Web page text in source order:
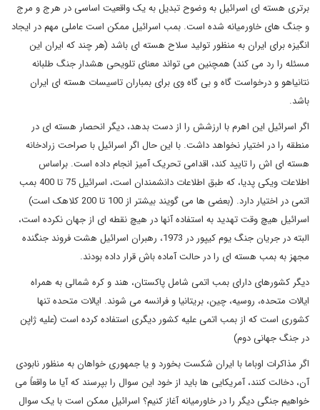
برتری هسته ای اسرائیل به وضوح تبدیل به یک واقعیت اساسی در هرج و مرج
و جنگ های خاورمیانه شده است. بمب اسرائیل ممکن است عاملی مهم در ایجاد
انگیزه برای ایران به منظور تولید سلاح هسته ای باشد (هر چند که ایران این
مسئله را رد می کند) همچنین می تواند معنای تلویحی هشدار جنگ طلبانه
نتانیاهو و درخواست گاه و بی گاه وی برای بمباران تاسیسات هسته ای ایران
باشد.
اگر اسرائیل این اهرم با ارزشش را از دست بدهد، دیگر انحصار هسته ای در
منطقه را در اختیار نخواهد داشت. با این حال اگر اسرائیل با صراحت زرادخانه
هسته ای اش را تایید کند، اقدامی تحریک آمیز انجام داده است. براساس
اطلاعات ویکی پدیا، که طبق اطلاعات دانشمندان است، اسرائیل 75 تا 400 بمب
اتمی در اختیار دارد. (بعضی ها می گویند بیشتر از 100 تا 200 کلاهک است)
اسرائیل هیچ وقت تهدید به استفاده آنها در هیچ نقطه ای از جهان نکرده است،
البته در جریان جنگ یوم کیپور در 1973، رهبران اسرائیل هشت فروند جنگنده
مجهز به بمب هسته ای را در حالت آماده باش قرار داده بودند.
دیگر کشورهای دارای بمب اتمی شامل پاکستان، هند و کره شمالی به همراه
ایالات متحده، روسیه، چین، بریتانیا و فرانسه می شوند. ایالات متحده تنها
کشوری است که از بمب اتمی علیه کشور دیگری استفاده کرده است (علیه ژاپن
در جنگ جهانی دوم)
اگر مذاکرات اوباما با ایران شکست بخورد و یا جمهوری خواهان به منظور نابودی
آن، دخالت کنند، آمریکایی ها باید از خود این سوال را بپرسند که آیا ما واقعاً می
خواهیم جنگی دیگر را در خاورمیانه آغاز کنیم؟ اسرائیل ممکن است با یک سوال